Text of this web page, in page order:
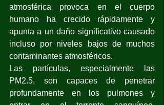
atmosférica provoca en el cuerpo
humano ha crecido rápidamente y
apunta a un daño significativo causado
incluso por niveles bajos de muchos
contaminantes atmosféricos.
Las partículas, especialmente las
PM2.5, son capaces de penetrar
profundamente en los pulmones y